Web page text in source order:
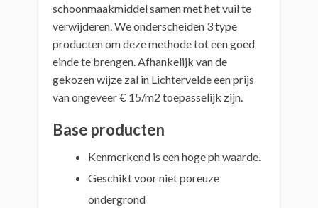
schoonmaakmiddel samen met het vuil te
verwijderen. We onderscheiden 3 type
producten om deze methode tot een goed
einde te brengen. Afhankelijk van de
gekozen wijze zal in Lichtervelde een prijs
van ongeveer € 15/m2 toepasselijk zijn.
Base producten
Kenmerkend is een hoge ph waarde.
Geschikt voor niet poreuze
ondergrond